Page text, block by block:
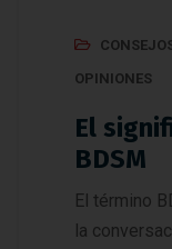
OPINIONES
El
BDSM
El término
la